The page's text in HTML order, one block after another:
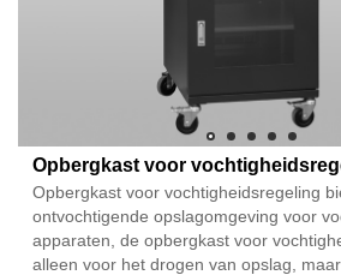
Opbergkast voor
Opbergkast voor vochtigheidsregeling
ontvochtigende opslagomgeving voor
apparaten, de opbergkast voor
alleen voor het drogen van opslag,